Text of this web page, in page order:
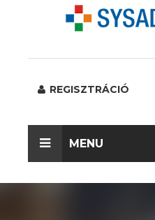
REGISZTRÁCIÓ
MENU